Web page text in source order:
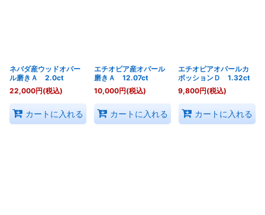
ネバダ産ウッドオパー
ル磨きＡ 2.0ct
22,000円(税込)
カートに入れる
エチオピア産オパール
磨きＡ 12.07ct
10,000円(税込)
カートに入れる
エチオピアオパールカ
ボッションＤ 1.32ct
9,800円(税込)
カートに入れる